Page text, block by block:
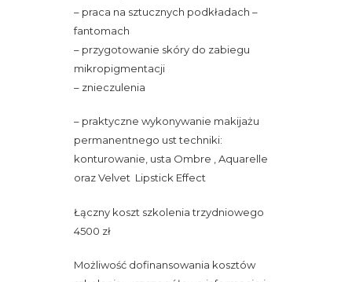
– praca na sztucznych podkładach –
fantomach
– przygotowanie skóry do zabiegu
mikropigmentacji
– znieczulenia
– praktyczne wykonywanie makijażu
permanentnego ust techniki:
konturowanie, usta Ombre , Aquarelle
oraz Velvet Lipstick Effect
Łączny koszt szkolenia trzydniowego
4500 zł
Możliwość dofinansowania kosztów